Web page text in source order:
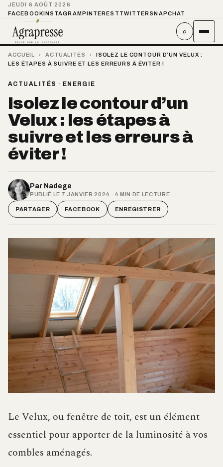
JEUDI 6 AOÛT 2026
FACEBOOKINSTAGRAMPINTEREST TWITTER SNAPCHAT
⌕
ACCUEIL › ACTUALITÉS ›
ISOLEZ LE CONTOUR D’UN VELUX :
LES ÉTAPES À SUIVRE ET LES ERREURS À ÉVITER !
ACTUALITÉS · ENERGIE
Isolez le contour d’un
Velux : les étapes à
suivre et les erreurs à
éviter !
Par Nadege
PUBLIÉ LE 7 JANVIER 2024 · 4 MIN DE LECTURE
PARTAGER FACEBOOK ENREGISTRER
Le Velux, ou fenêtre de toit, est un élément
essentiel pour apporter de la luminosité à vos
combles aménagés.